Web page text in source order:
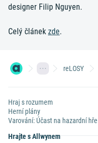
designer Filip Nguyen.
Celý článek zde.
reLOSY
Hraj s rozumem
Herní plány
Varování: Účast na hazardní
Hrajte s Allwynem